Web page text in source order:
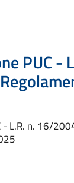
PUC -
- L.R. n. 16/